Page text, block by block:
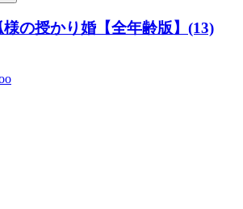
の授かり婚【全年齢版】(13)